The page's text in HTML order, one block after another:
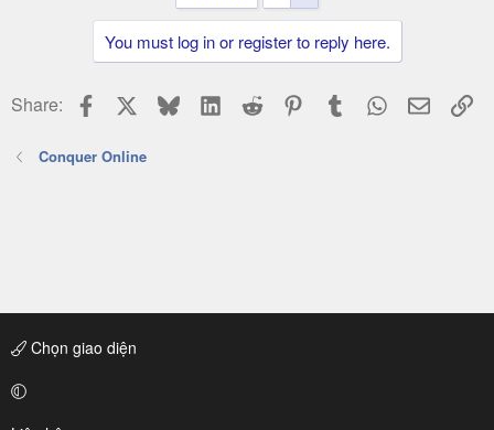
You must log in or register to reply here.
Share: Facebook BlueskyLinkedIn
Reddit PinterestTumblr WhatsApp
Email
Conquer Online
Chọn giao diện